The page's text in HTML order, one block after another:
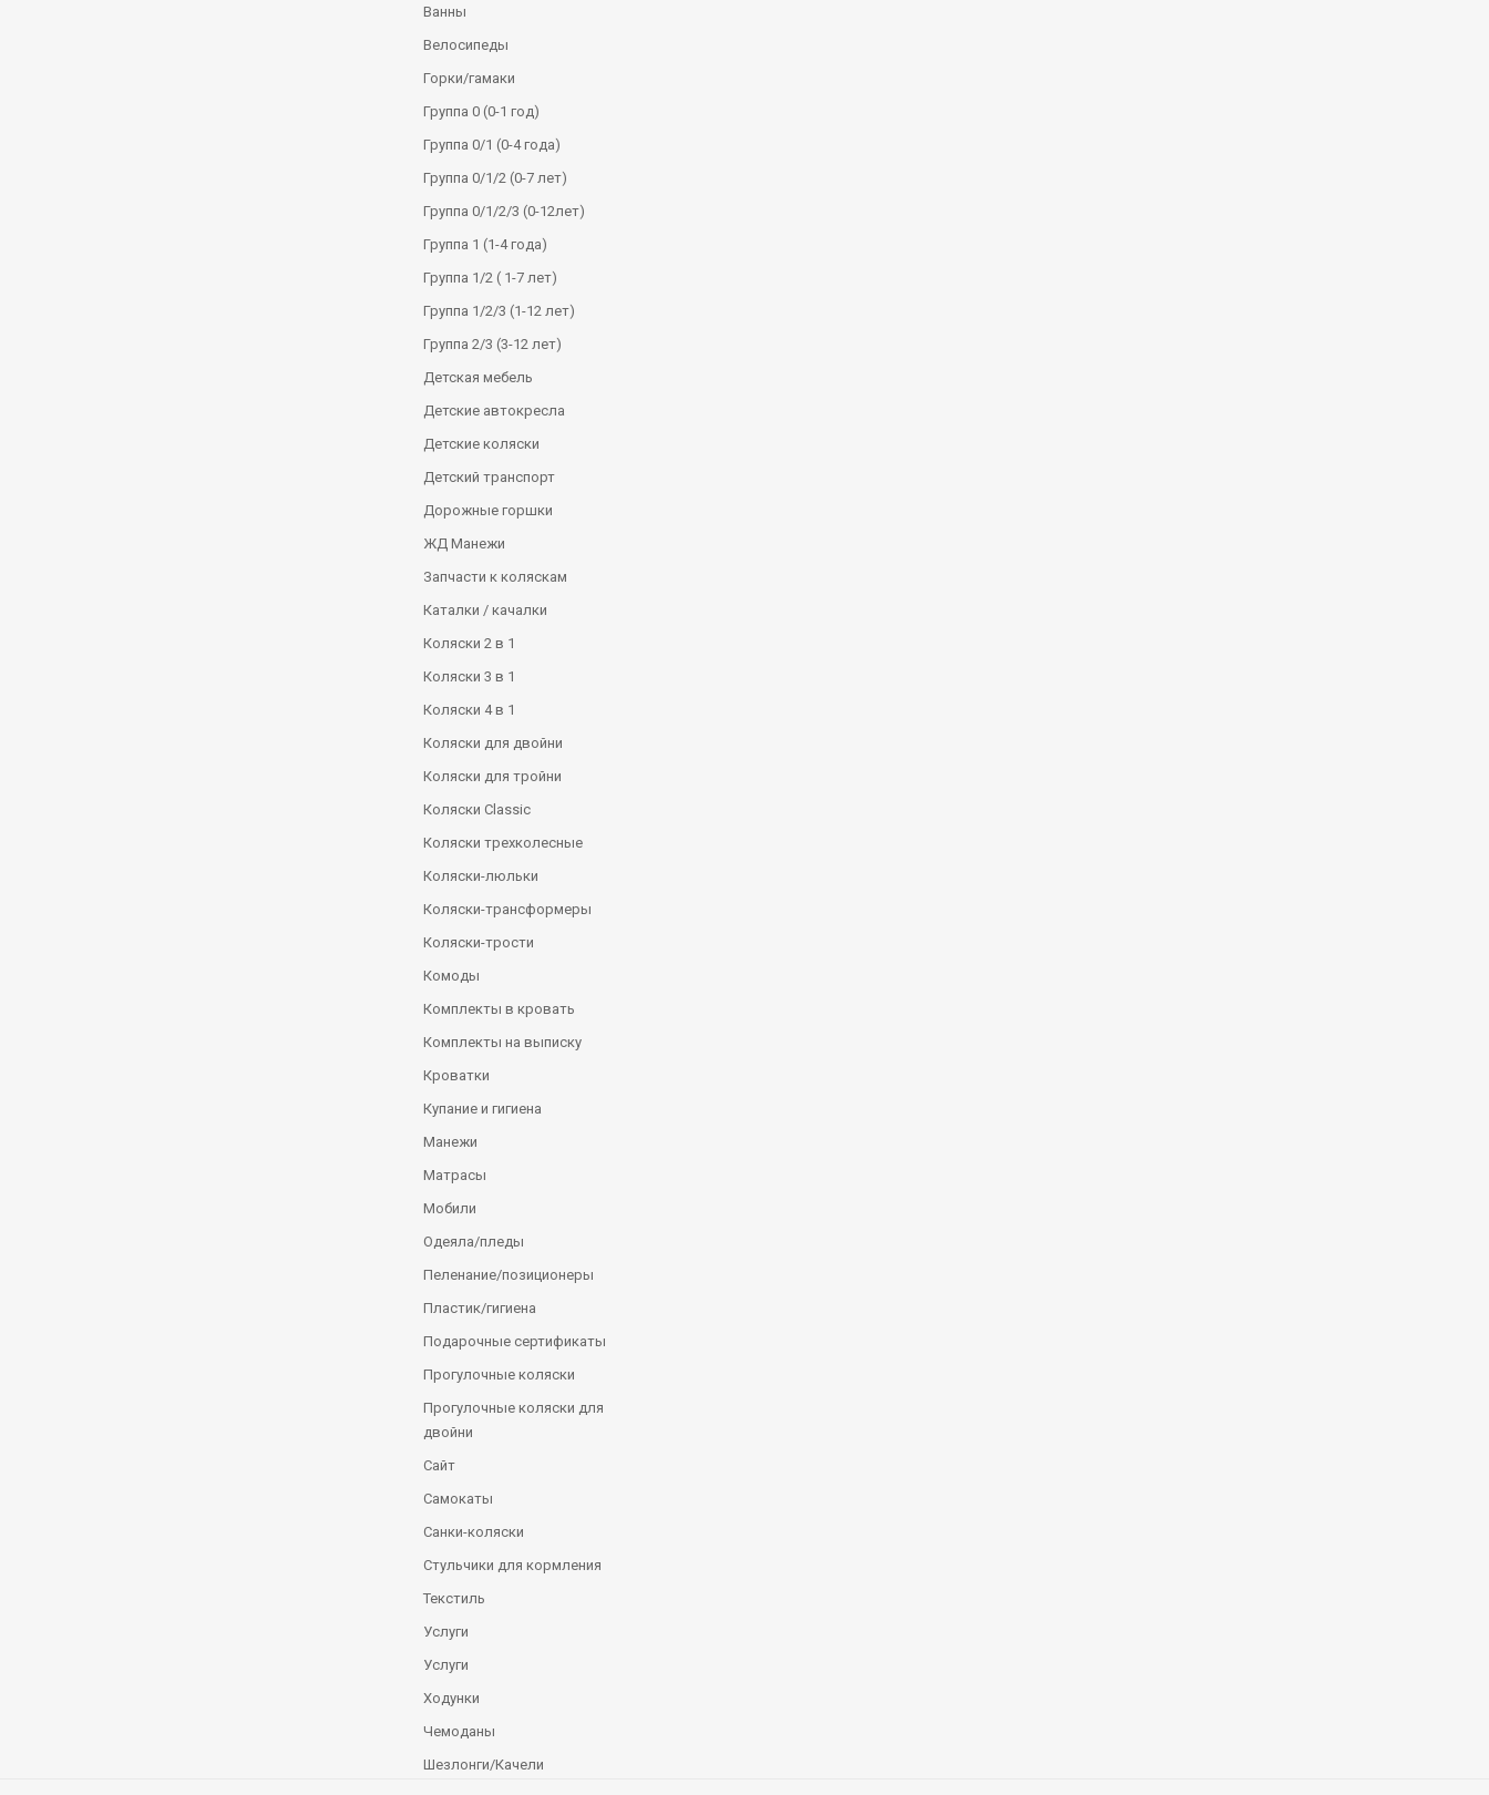
Ванны
Велосипеды
Горки/гамаки
Группа 0 (0-1 год)
Группа 0/1 (0-4 года)
Группа 0/1/2 (0-7 лет)
Группа 0/1/2/3 (0-12лет)
Группа 1 (1-4 года)
Группа 1/2 ( 1-7 лет)
Группа 1/2/3 (1-12 лет)
Группа 2/3 (3-12 лет)
Детская мебель
Детские автокресла
Детские коляски
Детский транспорт
Дорожные горшки
ЖД Манежи
Запчасти к коляскам
Каталки / качалки
Коляски 2 в 1
Коляски 3 в 1
Коляски 4 в 1
Коляски для двойни
Коляски для тройни
Коляски Сlassic
Коляски трехколесные
Коляски-люльки
Коляски-трансформеры
Коляски-трости
Комоды
Комплекты в кровать
Комплекты на выписку
Кроватки
Купание и гигиена
Манежи
Матрасы
Мобили
Одеяла/пледы
Пеленание/позиционеры
Пластик/гигиена
Подарочные сертификаты
Прогулочные коляски
Прогулочные коляски для
двойни
Сайт
Самокаты
Санки-коляски
Стульчики для кормления
Текстиль
Услуги
Услуги
Ходунки
Чемоданы
Шезлонги/Качели